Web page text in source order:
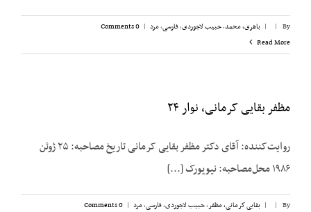
By
|
| باهری، محمد,حبیب لاجوردی,فارسی,مرد |
0 Comments
Read More
مظفر بقایی کرمانی، نوار ۲۴
روایت‌کننده: آقای دکتر مظفر بقایی کرمانی تاریخ مصاحبه: ۲۵ ژوئن
۱۹۸۶ محل‌مصاحبه: نیویورک [...]
By
|
| بقایی کرمانی، مظفر,حبیب لاجوردی,فارسی,مرد |
0 Comments